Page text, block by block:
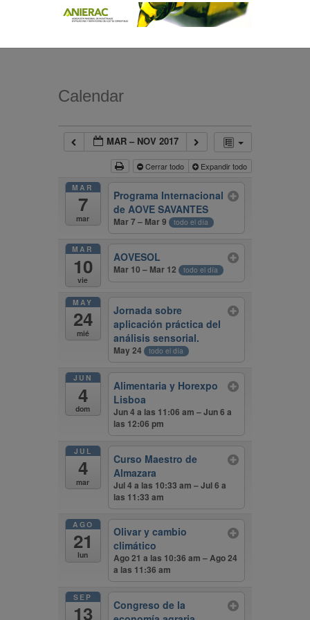
Calendar
MAR – NOV 2017
Cerrar todo Expandir todo
MAR
7
mar
Programa Internacional
de AOVE SAVANTES
Mar 7 – Mar 9 todo el día
MAR
10
vie
AOVESOL
Mar 10 – Mar 12 todo el día
MAY
24
mié
Jornada sobre
aplicación práctica del
análisis sensorial.
May 24 todo el día
JUN
4
dom
Alimentaria y Horexpo
Lisboa
Jun 4 a las 11:06 am – Jun 6 a
las 12:06 pm
JUL
4
mar
Curso Maestro de
Almazara
Jul 4 a las 10:33 am – Jul 6 a
las 11:33 am
AGO
21
lun
Olivar y cambio
climático
Ago 21 a las 10:36 am – Ago 24
a las 11:36 am
SEP
13
Congreso de la